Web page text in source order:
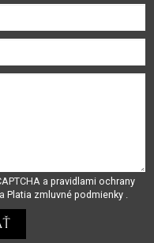
a pravidlami ochrany
Platia zmluvné podmienky .